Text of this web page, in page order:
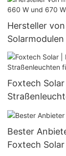
Hersteller
Foxtech
Bester
Foxtech Solar